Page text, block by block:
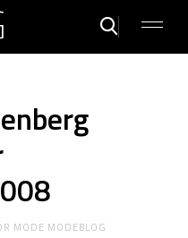
MODE MODEBLOG